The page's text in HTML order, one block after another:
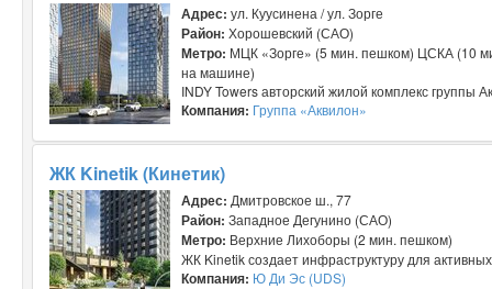
Адрес: ул. Куусинена / ул. Зорге
Район: Хорошевский (САО)
Метро: МЦК «Зорге» (5 мин. пешком) ЦСКА (10
на машине)
INDY Towers авторский жилой комплекс группы
Компания: Группа «Аквилон»
ЖК Kinetik (Кинетик)
Адрес: Дмитровское ш., 77
Район: Западное Дегунино (САО)
Метро: Верхние Лихоборы (2 мин. пешком)
ЖК Kinetik создает инфраструктуру для
Компания: Ю Ди Эс (UDS)